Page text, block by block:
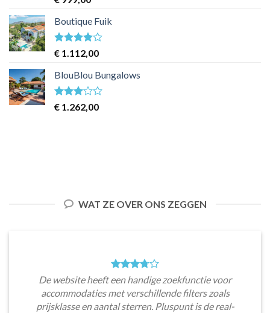
uit 5
Boutique Fuik
Waardering
€ 1.112,00
BlouBlou Bungalows
Waardering
€ 1.262,00
WAT ZE OVER ONS ZEGGEN
De website heeft een handige zoekfunctie voor
accommodaties met verschillende filters zoals
prijsklasse en aantal sterren. Pluspunt is de real-